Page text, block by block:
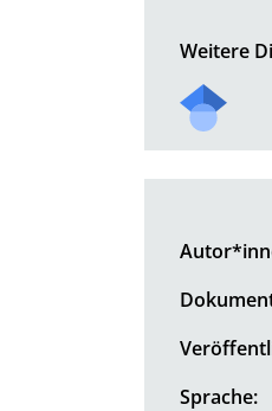
Weitere
Sprache: